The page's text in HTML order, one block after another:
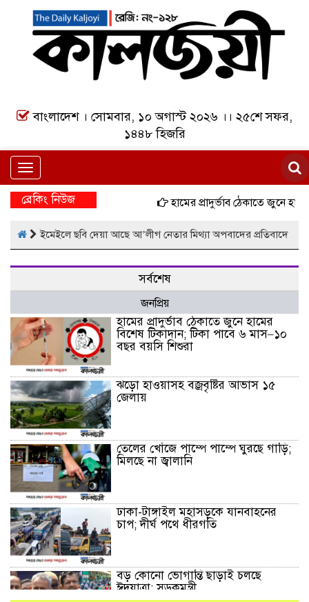
বাংলাদেশ । সোমবার, ১০ অগাস্ট ২০২৬ ।। ২৫শে সফর,
১৪৪৮ হিজরি
Toggle
navigation
ব্রেকিং নিউজ হামের প্রাদুর্ভাব ঠেকাতে জুনে
ইমেইলে ছবি দেয়া আছে আ’লীগ নেতার মিথ্যা অপবাদের প্রতিবাদে
সর্বশেষ
জনপ্রিয়
হামের প্রাদুর্ভাব ঠেকাতে জুনে হামের
বিশেষ টিকাদান; টিকা পাবে ৬ মাস–১০
বছর বয়সি শিশুরা
ঝড়ো হাওয়াসহ বজ্রবৃষ্টির আভাস ১৫
জেলায়
তেলের খোঁজে পাম্পে পাম্পে ঘুরছে গাড়ি;
মিলছে না জ্বালানি
ঢাকা-টাঙ্গাইল মহাসড়কে যানবাহনের
চাপ; দীর্ঘ পথে ধীরগতি
বড় কোনো ভোগান্তি ছাড়াই চলছে
ঈদযাত্রা: সড়কমন্ত্রী